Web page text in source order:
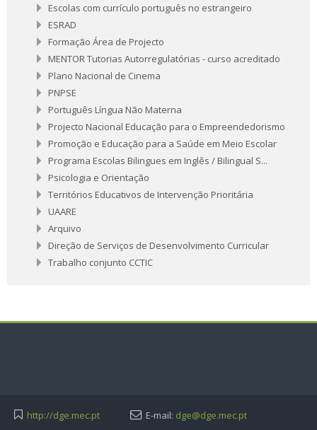
Escolas com currículo português no estrangeiro
ESRAD
Formação Área de Projecto
MENTOR Tutorias Autorregulatórias - curso acreditado
Plano Nacional de Cinema
PNPSE
Português Língua Não Materna
Projecto Nacional Educação para o Empreendedorismo
Promoção e Educação para a Saúde em Meio Escolar
Programa Escolas Bilingues em Inglês / Bilingual S...
Psicologia e Orientação
Territórios Educativos de Intervenção Prioritária
UAARE
Arquivo
Direção de Serviços de Desenvolvimento Curricular
Trabalho conjunto CCTIC
http://dge.mec.pt E-mail: dge@dge.mec.pt